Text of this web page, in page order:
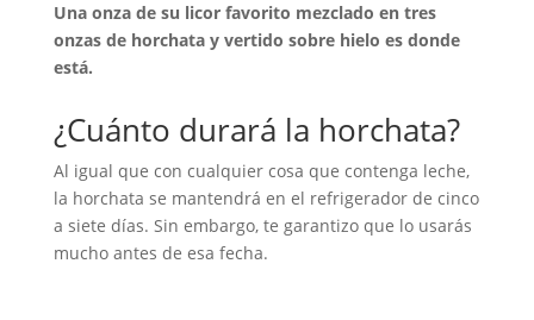
Una onza de su licor favorito mezclado en tres
onzas de horchata y vertido sobre hielo es donde
está.
¿Cuánto durará la horchata?
Al igual que con cualquier cosa que contenga leche,
la horchata se mantendrá en el refrigerador de cinco
a siete días. Sin embargo, te garantizo que lo usarás
mucho antes de esa fecha.